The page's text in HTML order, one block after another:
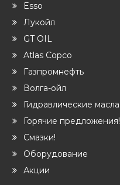
Esso
Лукойл
GT OIL
Atlas Copco
Газпромнефть
Волга-ойл
Гидравлические масла
Горячие предложения!
Смазки!
Оборудование
Акции